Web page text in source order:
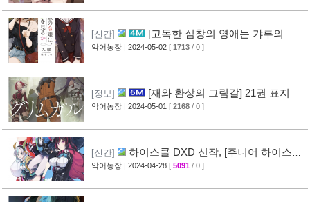
[신간]
[고독한 심창의 영애는 갸루의 꿈
을 꾸는가?] 1권 표지
악어농장 | 2024-05-02 [ 1713 / 0 ]
[정보] [재와 환상의 그림갈] 21권 표지
악어농장 | 2024-05-01 [ 2168 / 0 ]
[신간]
하이스쿨 DXD 신작, [주니어 하이스쿨
DXD] 표지 [3]
악어농장 | 2024-04-28 [ 5091 / 0 ]